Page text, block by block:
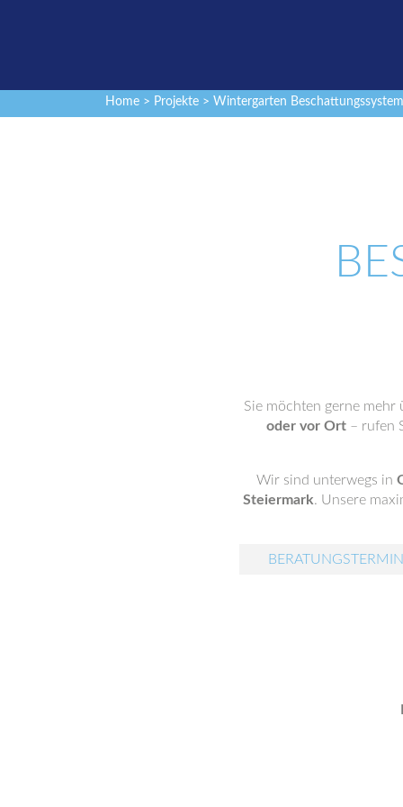
Home > Projekte > Wintergarten
Sie möchten gerne mehr
oder vor Ort – rufen
Wir sind unterwegs in
Steiermark. Unsere